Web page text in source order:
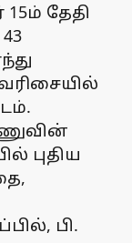
தேதி
புதிய
பி.